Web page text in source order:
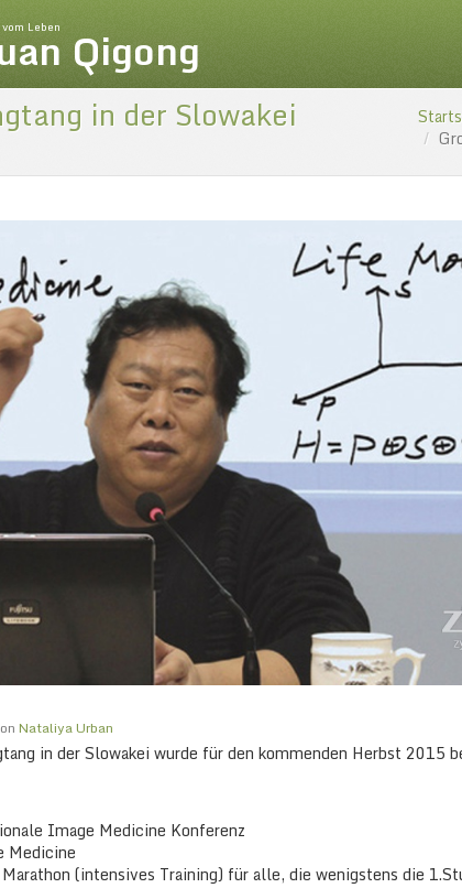
Leben Qigong
in der Slowakei
Nataliya Urban
in der Slowakei wurde für den kommenden Herbst 2015
Image Medicine Konferenz
Medicine
(intensives Training) für alle, die wenigstens die